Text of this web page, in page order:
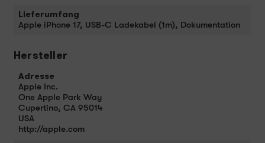
Lieferumfang
Apple iPhone 17, USB-C Ladekabel (1m), Dokumentation
Hersteller
Adresse
Apple Inc.
One Apple Park Way
Cupertino, CA 95014
USA
http://apple.com